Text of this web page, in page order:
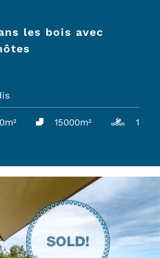
les bois avec
15000m² 1